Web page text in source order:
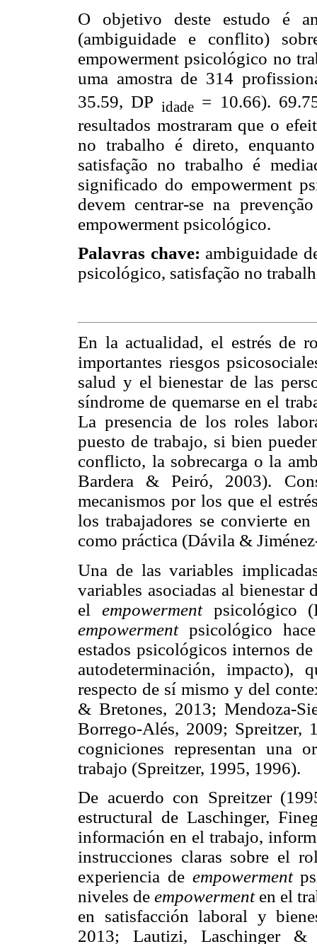
O objetivo deste estudo é
(ambiguidade e conflito)
empowerment psicológico no
uma amostra de 314
35.59, DP idade= 10.66).
resultados mostraram que o
no trabalho é direto,
satisfação no trabalho é
significado do empowerment
devem centrar-se na
empowerment psicológico.
Palavras chave: ambiguidade
psicológico, satisfação no
En la actualidad, el estrés de
importantes riesgos
salud y el bienestar de las
síndrome de quemarse en el
La presencia de los roles
puesto de trabajo, si bien
conflicto, la sobrecarga o la
Bardera & Peiró, 2003).
mecanismos por los que el
los trabajadores se convierte
como práctica (Dávila &
Una de las variables
variables asociadas al bienestar
el empowermentpsicológico
empowermentpsicológico
estados psicológicos internos
autodeterminación, impacto),
respecto de sí mismo y del
& Bretones, 2013; Mendoza-
Borrego-Alés, 2009; Spreitzer,
cogniciones representan una
trabajo (Spreitzer, 1995, 1996).
De acuerdo con Spreitzer
estructural de Laschinger,
información en el trabajo,
instrucciones claras sobre el
experiencia de empowerment
niveles de empowermenten el
en satisfacción laboral y
2013; Lautizi, Laschinger &